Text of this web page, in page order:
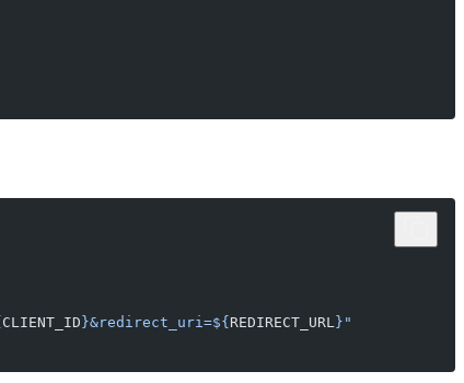
CLIENT_ID }&redirect_uri=${ REDIRECT_URL}"